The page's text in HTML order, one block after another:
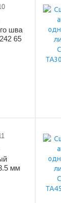
шва
65
мм